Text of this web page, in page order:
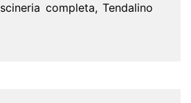
completa, Tendalino